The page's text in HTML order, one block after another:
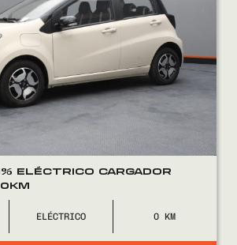
0800 2525
ELÉCTRICO CARGADOR
ELÉCTRICO 0